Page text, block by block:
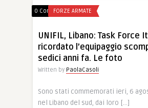
0 CommentsFORZE ARMATE
UNIFIL, Libano: Task Force
ricordato l’equipaggio
sedici anni fa. Le foto
Written by PaolaCasoli
Sono stati commemorati ieri, 6
nel Libano del sud, dai loro […]